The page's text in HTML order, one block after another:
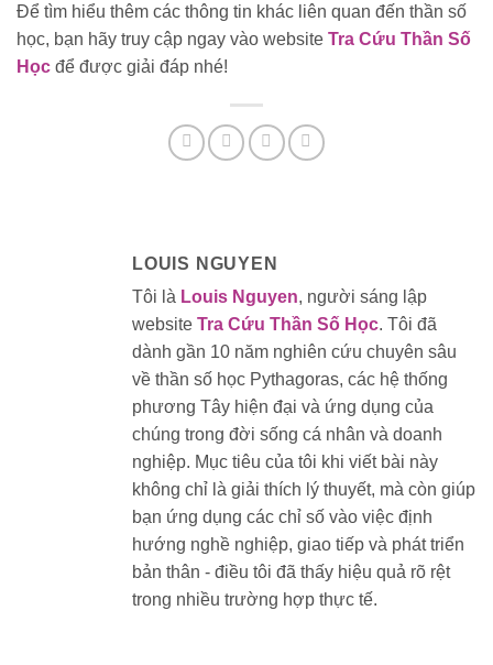
Để tìm hiểu thêm các thông tin khác liên quan đến thần số
học, bạn hãy truy cập ngay vào website Tra Cứu Thần Số
Học để được giải đáp nhé!
LOUIS NGUYEN
Tôi là Louis Nguyen, người sáng lập
website Tra Cứu Thần Số Học. Tôi đã
dành gần 10 năm nghiên cứu chuyên sâu
về thần số học Pythagoras, các hệ thống
phương Tây hiện đại và ứng dụng của
chúng trong đời sống cá nhân và doanh
nghiệp. Mục tiêu của tôi khi viết bài này
không chỉ là giải thích lý thuyết, mà còn giúp
bạn ứng dụng các chỉ số vào việc định
hướng nghề nghiệp, giao tiếp và phát triển
bản thân - điều tôi đã thấy hiệu quả rõ rệt
trong nhiều trường hợp thực tế.